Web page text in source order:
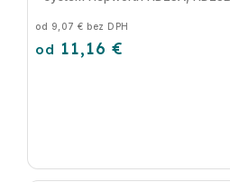
od 9,07 € bez DPH
od 11,16 €